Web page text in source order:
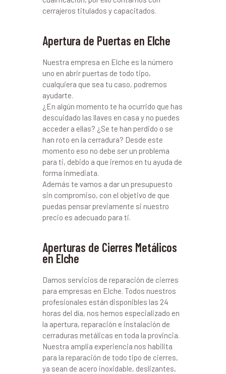
cerrajeros titulados y capacitados.
Apertura de Puertas en Elche
Nuestra empresa en Elche es la número
uno en abrir puertas de todo tipo,
cualquiera que sea tu caso, podremos
ayudarte.
¿En algún momento te ha ocurrido que has
descuidado las llaves en casa y no puedes
acceder a ellas? ¿Se te han perdido o se
han roto en la cerradura? Desde este
momento eso no debe ser un problema
para ti, debido a que iremos en tu ayuda de
forma inmediata.
Además te vamos a dar un presupuesto
sin compromiso, con el objetivo de que
puedas pensar previamente si nuestro
precio es adecuado para ti.
Aperturas de Cierres Metálicos
en Elche
Damos servicios de reparación de cierres
para empresas en Elche. Todos nuestros
profesionales están disponibles las 24
horas del día, nos hemos especializado en
la apertura, reparación e instalación de
cerraduras metálicas en toda la provincia.
Nuestra amplia experiencia nos habilita
para la reparación de todo tipo de cierres,
ya sean de acero inoxidable, deslizantes,